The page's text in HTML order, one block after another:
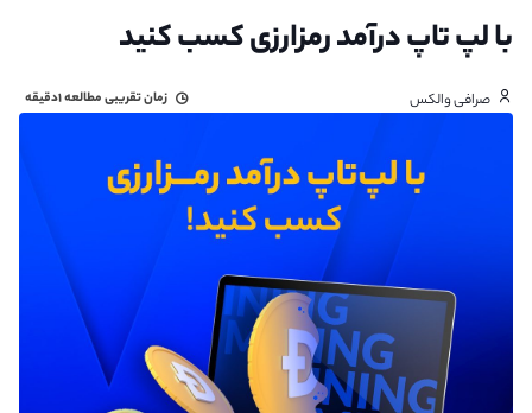
با لپ تاپ درآمد رمزارزی کسب کنید
صرافی والکس زمان تقریبی مطالعه۱دقیقه